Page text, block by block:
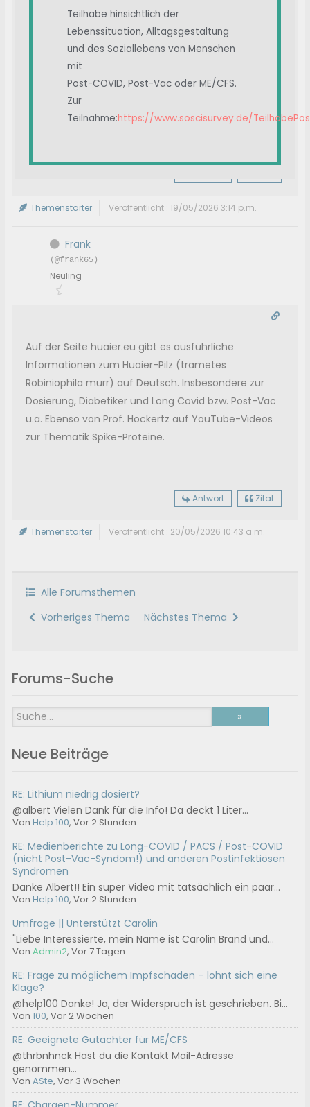
Ich würde die Dosis runterfahren und dann, wenn es
besser wird, leicht steigern. Schreibe, welches
Produkt du nimmst!
Themenstarter Veröffentlicht : 19/05/2026 3:14 p.m.
Frank
(@frank65)
Neuling
Auf der Seite huaier.eu gibt es ausführliche
Informationen zum Huaier-Pilz (trametes
Robiniophila murr) auf Deutsch. Insbesondere zur
Dosierung, Diabetiker und Long Covid bzw. Post-Vac
u.a. Ebenso von Prof. Hockertz auf YouTube-Videos
zur Thematik Spike-Proteine.
Antwort Zitat
Themenstarter Veröffentlicht : 20/05/2026 10:43 a.m.
Alle Forumsthemen
Vorheriges Thema
Nächstes Thema
Forums-Suche
Neue Beiträge
RE: Lithium niedrig dosiert?
@albert Vielen Dank für die Info! Da deckt 1 Liter...
VonHelp 100, Vor 2 Stunden
RE: Medienberichte zu Long-COVID / PACS / Post-COVID
(nicht Post-Vac-Syndom!) und anderen Postinfektiösen
Syndromen
Danke Albert!! Ein super Video mit tatsächlich ein paar...
VonHelp 100, Vor 2 Stunden
Umfrage || Unterstützt Carolin
"Liebe Interessierte, mein Name ist Carolin Brand und...
VonAdmin2, Vor 7 Tagen
RE: Frage zu möglichem Impfschaden – lohnt sich eine
Klage?
@help100 Danke! Ja, der Widerspruch ist geschrieben. Bi...
Von100, Vor 2 Wochen
RE: Geeignete Gutachter für ME/CFS
@thrbnhnck Hast du die Kontakt Mail-Adresse
genommen...
VonASte, Vor 3 Wochen
Teilhabe hinsichtlich der
Lebenssituation, Alltagsgestaltung
und des Soziallebens von Menschen
mit
Post-COVID, Post-Vac oder ME/CFS.
Zur
Teilnahme:https://www.soscisurvey.de/